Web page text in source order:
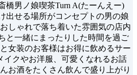
橋男ノ娘喫茶Turn A(たーんえー)
出せる場所がコンセプトの男の娘
しゃれで落ち着いた雰囲気の店内
と一緒にまったりした時間を過ご
女装のお客様はお得に飲めるサー
イクやお洋服、可愛くなれるお話
お酒をたくさん飲んで盛り上がり